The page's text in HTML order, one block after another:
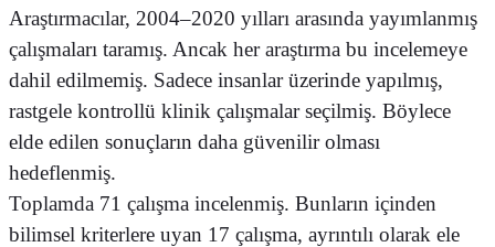
Araştırmacılar, 2004–2020 yılları arasında yayımlanmış
çalışmaları taramış. Ancak her araştırma bu incelemeye
dahil edilmemiş. Sadece insanlar üzerinde yapılmış,
rastgele kontrollü klinik çalışmalar seçilmiş. Böylece
elde edilen sonuçların daha güvenilir olması
hedeflenmiş.
Toplamda 71 çalışma incelenmiş. Bunların içinden
bilimsel kriterlere uyan 17 çalışma, ayrıntılı olarak ele